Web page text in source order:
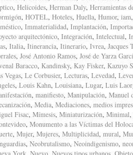
, Helicoides, Herman Daly, Herramientas
, HOTEL, Hoteles, Huella, Humor, iam,
, Immaterialidad, Implantación,
arquitectónico, Integración, Intelectual,
, Italia, Itinerancia, Itinerario, Ivrea, Jacques
, José Antonio Ramos, José de Yarza
Baracco, Kandinsky, Kay Fisker, Kazuyo
Vegas, Le Corbusier, Lecturas, Levedad,
, Louis Kahn, Louisiana, Lugar, Luis
, manifiesto, Manipulación, Manuel
, Media, Mediaciones, medios
Fisac, Mímesis, Miniaturización, Minimal,
, Monumento a las Víctimas del
, Mujer, Mujeres, Multiplicidad, mural,
, Neobrutalismo, Neoindigenismo,